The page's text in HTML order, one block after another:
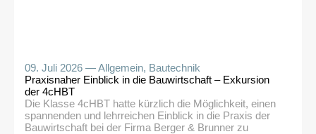
09. Juli 2026 —Allgemein, Bautechnik
Praxisnaher Einblick in die Bauwirtschaft – Exkursion
der 4cHBT
Die Klasse 4cHBT hatte kürzlich die Möglichkeit, einen
spannenden und lehrreichen Einblick in die Praxis der
Bauwirtschaft bei der Firma Berger & Brunner zu